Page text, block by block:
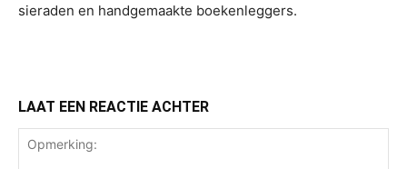
sieraden en handgemaakte boekenleggers.
LAAT EEN REACTIE ACHTER